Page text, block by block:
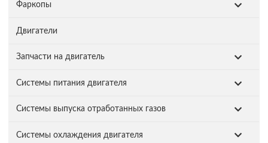
Фаркопы
Двигатели
Запчасти на двигатель
Системы питания двигателя
Системы выпуска отработанных газов
Системы охлаждения двигателя